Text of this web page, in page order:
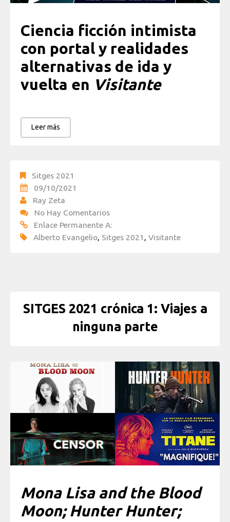
Ciencia ficción intimista
con portal y realidades
alternativas de ida y
vuelta en Visitante
Leer más
Sitges 2021
09/10/2021
Ray Zeta
No Hay Comentarios
Enlace Permanente A:
Alberto Evangelio, Sitges 2021 , Visitante
SITGES 2021 crónica 1: Viajes a
ninguna parte
Mona Lisa and the Blood
Moon; Hunter Hunter;